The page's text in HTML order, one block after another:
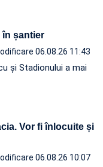
în șantier
06.08.26 11:43
și Stadionului a mai
Vor fi înlocuite și
06.08.26 10:07